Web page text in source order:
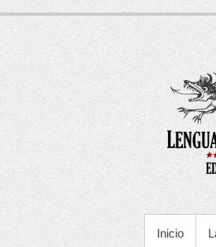
contenido
MENÚ
Inicio